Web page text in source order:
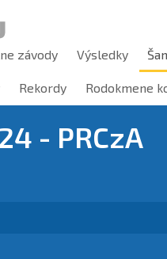
závody Výsledky
Rekordy Rodokmene
- PRCzA